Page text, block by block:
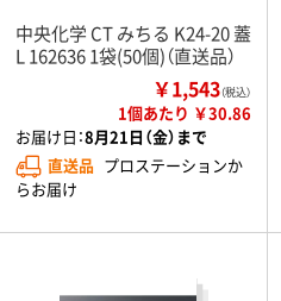
中央化学 CT みちる K24-20 蓋
L 162636 1袋(50個)（直送品）
￥1,543（税込）
1個あたり ￥30.86
お届け日：8月21日（金）まで
直送品 プロステーションか
らお届け